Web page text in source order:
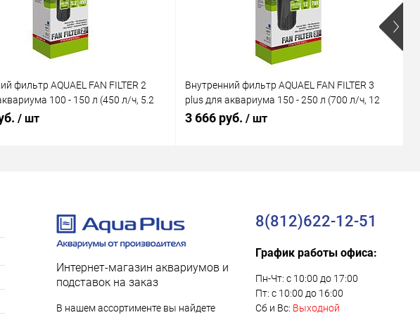
фильтр AQUAEL FAN FILTER 2
100 - 150 л (450 л/ч, 5.2
/ шт
Внутренний фильтр AQUAEL FAN FILTER 3
plus для аквариума 150 - 250 л (700 л/ч, 12
Вт)
3 666 руб. / шт
Интернет-магазин аквариумов и
подставок на заказ
В нашем ассортименте вы найдете
8(812)622-12-51
График работы офиса:
Пн-Чт: с 10:00 до 17:00
Пт: с 10:00 до 16:00
Сб и Вс: Выходной